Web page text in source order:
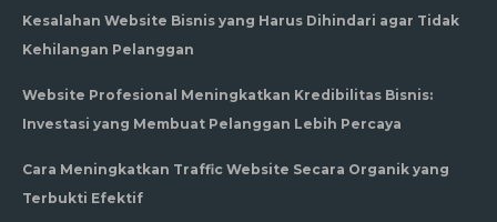
Kesalahan Website Bisnis yang Harus Dihindari agar Tidak
Kehilangan Pelanggan
Website Profesional Meningkatkan Kredibilitas Bisnis:
Investasi yang Membuat Pelanggan Lebih Percaya
Cara Meningkatkan Traffic Website Secara Organik yang
Terbukti Efektif